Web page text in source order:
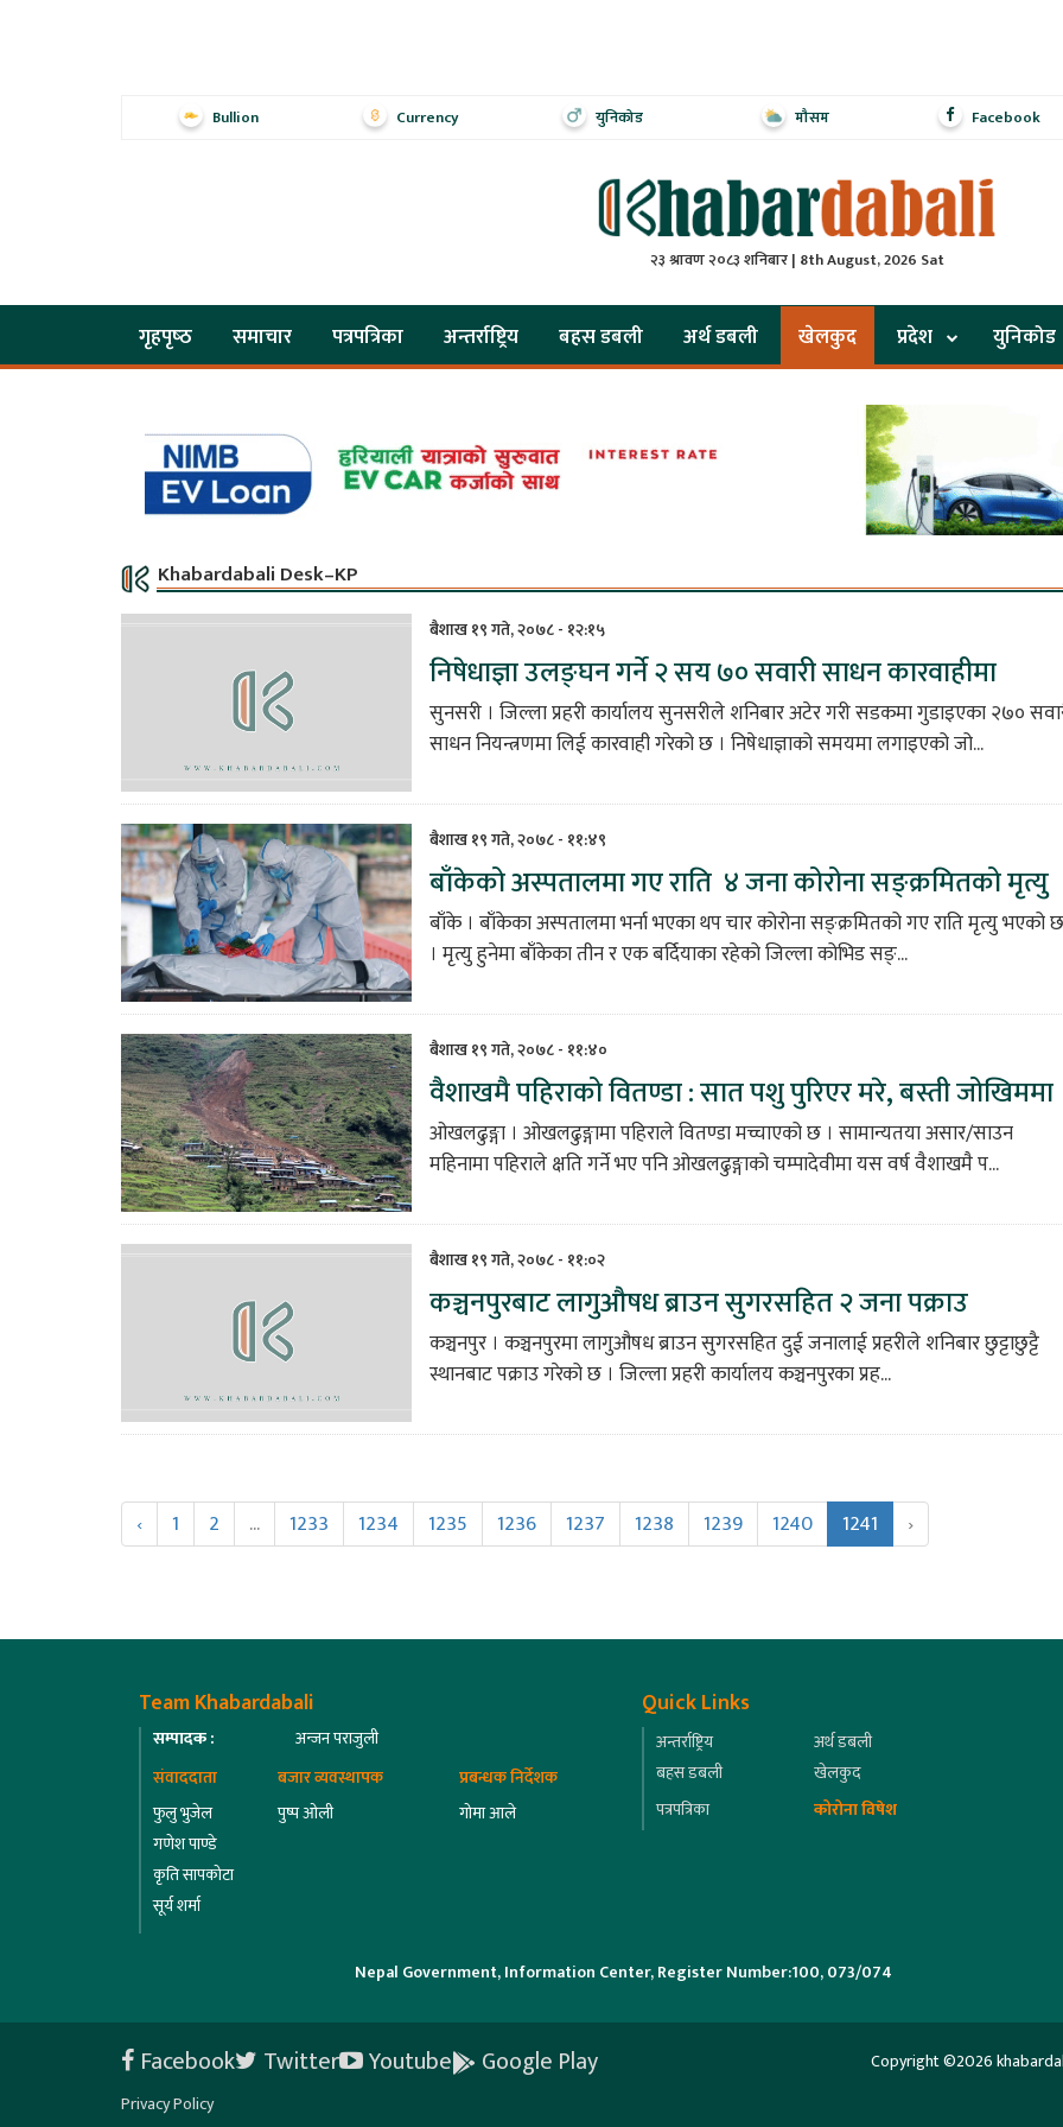
Bullion Currency युनिकोड मौसम Facebook
२३ श्रावण २०८३ शनिबार | 8th August, 2026 Sat
गृहपृष्‍ठ समाचार पत्रपत्रिका अन्तर्राष्ट्रिय बहस डबली अर्थ डबली खेलकुद प्रदेश युनिकोड
Khabardabali Desk–KP
बैशाख १९ गते, २०७८ - १२:१५
निषेधाज्ञा उलङ्घन गर्ने २ सय ७० सवारी साधन कारवाहीमा
सुनसरी । जिल्ला प्रहरी कार्यालय सुनसरीले शनिबार अटेर गरी सडकमा गुडाइएका २७०
साधन नियन्त्रणमा लिई कारवाही गरेको छ । निषेधाज्ञाको समयमा लगाइएको जो...
बैशाख १९ गते, २०७८ - ११:४९
बाँकेको अस्पतालमा गए राति ४ जना कोरोना सङ्क्रमितको मृत्यु
बाँके । बाँकेका अस्पतालमा भर्ना भएका थप चार कोरोना सङ्क्रमितको गए राति मृत्यु भएको छ
। मृत्यु हुनेमा बाँकेका तीन र एक बर्दियाका रहेको जिल्ला कोभिड सङ्...
बैशाख १९ गते, २०७८ - ११:४०
वैशाखमै पहिराको वितण्डा : सात पशु पुरिएर मरे, बस्ती जोखिममा
ओखलढुङ्गा । ओखलढुङ्गामा पहिराले वितण्डा मच्चाएको छ । सामान्यतया असार/साउन
महिनामा पहिराले क्षति गर्ने भए पनि ओखलढुङ्गाको चम्पादेवीमा यस वर्ष वैशाखमै प...
बैशाख १९ गते, २०७८ - ११:०२
कञ्चनपुरबाट लागुऔषध ब्राउन सुगरसहित २ जना पक्राउ
कञ्चनपुर । कञ्चनपुरमा लागुऔषध ब्राउन सुगरसहित दुई जनालाई प्रहरीले शनिबार छुट्टाछुट्टै
स्थानबाट पक्राउ गरेको छ । जिल्ला प्रहरी कार्यालय कञ्चनपुरका प्रह...
‹ 1 2 ... 1233 1234 1235 1236 1237 1238 1239 1240 1241 ›
Team Khabardabali
सम्पादक :
अन्जन पराजुली
संवाददाता
फुलु भुजेल
गणेश पाण्डे
कृति सापकोटा
सूर्य शर्मा
बजार व्यवस्थापक
पुष्प ओली
प्रबन्धक निर्देशक
गोमा आले
Quick Links
अन्तर्राष्ट्रिय
अर्थ डबली
बहस डबली
खेलकुद
पत्रपत्रिका
कोरोना विषेश
Nepal Government, Information Center, Register Number:100, 073/074
Facebook Twitter Youtube Google Play
Privacy Policy
Copyright ©2026